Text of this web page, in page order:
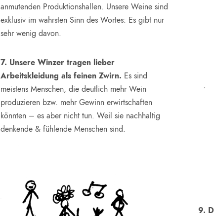
anmutenden Produktionshallen. Unsere Weine sind
exklusiv im wahrsten Sinn des Wortes: Es gibt nur
sehr wenig davon.
7. Unsere Winzer tragen lieber
Arbeitskleidung als feinen Zwirn. Es sind
meistens Menschen, die deutlich mehr Wein
produzieren bzw. mehr Gewinn erwirtschaften
könnten – es aber nicht tun. Weil sie nachhaltig
denkende & fühlende Menschen sind.
9.